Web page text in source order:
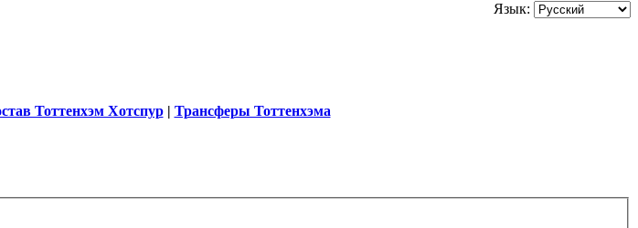
Язык:
Тоттенхэм Хотспур| Трансферы Тоттенхэма